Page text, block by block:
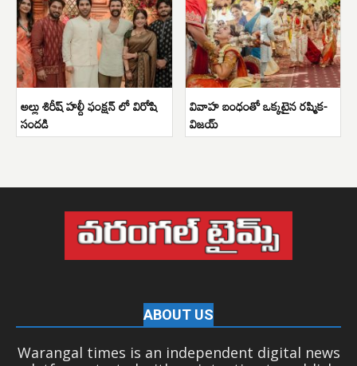
అల్లు శిరీష్ హల్దీ ఫంక్షన్ లో విరోషి
సందడి
వివాహ బంధంతో ఒక్కటైన రష్మిక-
విజయ్
ABOUT US
Warangal times is an independent digital news